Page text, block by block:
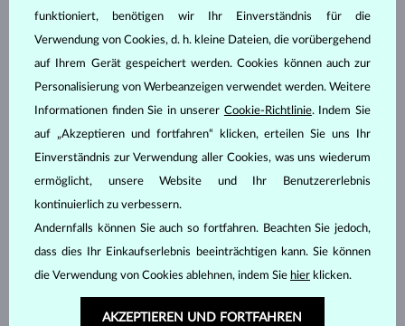
SCHMUCK AUS DEM KLENOTA ATELIER
funktioniert, benötigen wir Ihr Einverständnis für die
Verwendung von Cookies, d. h. kleine Dateien, die vorübergehend
auf Ihrem Gerät gespeichert werden. Cookies können auch zur
Personalisierung von Werbeanzeigen verwendet werden. Weitere
Informationen finden Sie in unserer Cookie-Richtlinie. Indem Sie
auf „Akzeptieren und fortfahren“ klicken, erteilen Sie uns Ihr
Einverständnis zur Verwendung aller Cookies, was uns wiederum
ermöglicht, unsere Website und Ihr Benutzererlebnis
kontinuierlich zu verbessern.
Andernfalls können Sie auch so fortfahren. Beachten Sie jedoch,
dass dies Ihr Einkaufserlebnis beeinträchtigen kann. Sie können
die Verwendung von Cookies ablehnen, indem Sie hier klicken.
AKZEPTIEREN UND FORTFAHREN